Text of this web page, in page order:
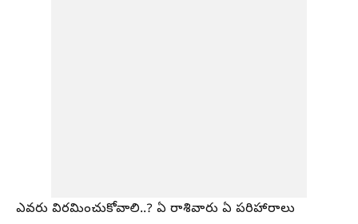
ఎవరు విరమించుకోవాలి..? ఏ రాశివారు ఏ పరిహారాలు